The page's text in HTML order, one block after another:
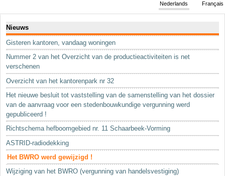
De spelregels
Stedenbouwkundige vergunning
Cartografie
Studies en publicaties
Sleutelwoorden
Stedenbouwkundige inlichtingen
Français
Nederlands
Nieuws
Gisteren kantoren, vandaag woningen
Nummer 2 van het Overzicht van de productieactiviteiten is net
verschenen
Overzicht van het kantorenpark nr 32
Het nieuwe besluit tot vaststelling van de samenstelling van het dossier
van de aanvraag voor een stedenbouwkundige vergunning werd
gepubliceerd !
Richtschema hefboomgebied nr. 11 Schaarbeek-Vorming
ASTRID-radiodekking
Het BWRO werd gewijzigd !
Wijziging van het BWRO (vergunning van handelsvestiging)